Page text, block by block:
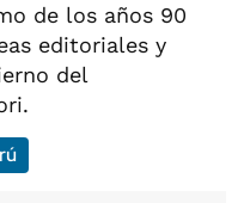
de los años 90
editoriales y
del